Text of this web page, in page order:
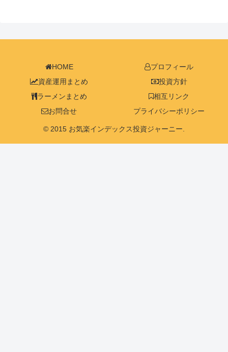
HOME
プロフィール
資産運用まとめ
投資方針
ラーメンまとめ
相互リンク
お問合せ
プライバシーポリシー
© 2015 お気楽インデックス投資ジャーニー.